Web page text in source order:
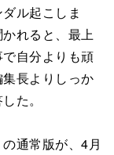
ル起こしま
れると、最上
自分よりも頑
長よりしっか
た。
通常版が、4月